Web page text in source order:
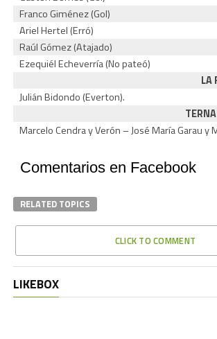
Franco Giménez (Gol)
Ariel Hertel (Erró)
Raúl Gómez (Atajado)
Ezequiél Echeverría (No pateó)
LA
Julián Bidondo (Everton).
Marcelo Cendra y Verón – José María Garau y
Comentarios en Facebook
RELATED TOPICS
CLICK TO COMMENT
LIKEBOX